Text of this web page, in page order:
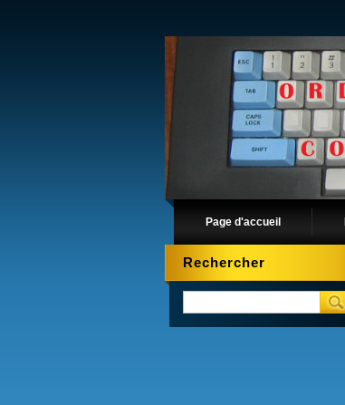
Page d'accueil
Rechercher